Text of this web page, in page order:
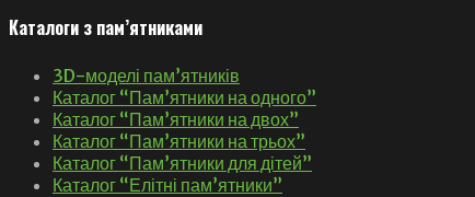
Каталоги з пам’ятниками
3D-моделі пам’ятників
Каталог “Пам’ятники на одного”
Каталог “Пам’ятники на двох”
Каталог “Пам’ятники на трьох”
Каталог “Пам’ятники для дітей”
Каталог “Елітні пам’ятники”